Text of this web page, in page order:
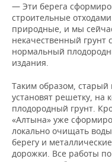
— Эти берега
строительные
природные, и мы
некачественный грунт
нормальный
издания.
Таким образом, старый
установят решетку, на
плодородный грунт.
«Алтына» уже
локально очищать
берегу и
дорожки. Все работы